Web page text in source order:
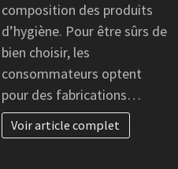
composition des produits
d’hygiène. Pour être sûrs de
bien choisir, les
consommateurs optent
pour des fabrications…
Voir article complet